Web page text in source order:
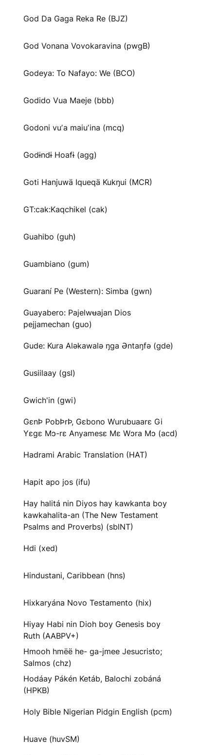
God Da Gaga Reka Re (BJZ)
God Vonana Vovokaravina (pwgB)
Godeya: To Nafayo: We (BCO)
Godido Vua Maeje (bbb)
Godoni vuʼa maiuʼina (mcq)
Godɨndɨ Hoafɨ (agg)
Goti Hanjuwä Iqueqä Kukŋui (MCR)
GT:cak:Kaqchikel (cak)
Guahibo (guh)
Guambiano (gum)
Guaraní Pe (Western): Simba (gwn)
Guayabero: Pajelwʉajan Dios
pejjamechan (guo)
Gude: Kura Aləkawalə ŋga Əntaŋfə (gde)
Gusiilaay (gsl)
Gwich'in (gwi)
GɛnÞ PobÞrÞ, Gɛbono Wurubuaarɛ Gi
Yɛgɛ Mɔ-rɛ Anyamesɛ Mɛ Wɔra Mɔ (acd)
Hadrami Arabic Translation (HAT)
Hapit apo jos (ifu)
Hay halitá nin Diyos hay kawkanta boy
kawkahalita-an (The New Testament
Psalms and Proverbs) (sblNT)
Hdi (xed)
Hindustani, Caribbean (hns)
Hixkaryána Novo Testamento (hix)
Hiyay Habi nin Dioh boy Genesis boy
Ruth (AABPV+)
Hmooh hmëë he- ga-jmee Jesucristo;
Salmos (chz)
Hodáay Pákén Ketáb, Balochi zobáná
(HPKB)
Holy Bible Nigerian Pidgin English (pcm)
Huave (huvSM)